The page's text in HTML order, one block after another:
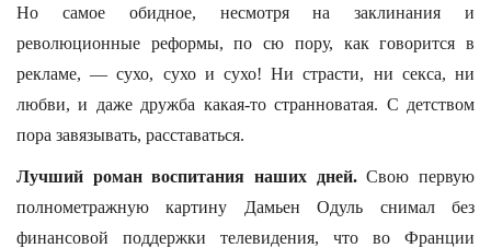
Но самое обидное, несмотря на заклинания и
революционные реформы, по сю пору, как говорится в
рекламе, — сухо, сухо и сухо! Ни страсти, ни секса, ни
любви, и даже дружба какая-то странноватая. С детством
пора завязывать, расставаться.
Лучший роман воспитания наших дней.Свою первую
полнометражную картину Дамьен Одуль снимал без
финансовой поддержки телевидения, что во Франции